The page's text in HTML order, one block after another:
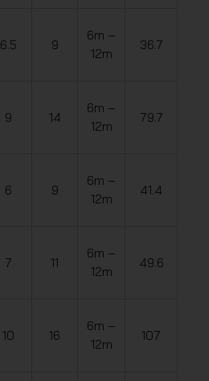
6.5 9
6m –
12m
36.7
9 14
6m –
12m
79.7
6 9
6m –
12m
41.4
7 11
6m –
12m
49.6
10 16
6m –
12m
107